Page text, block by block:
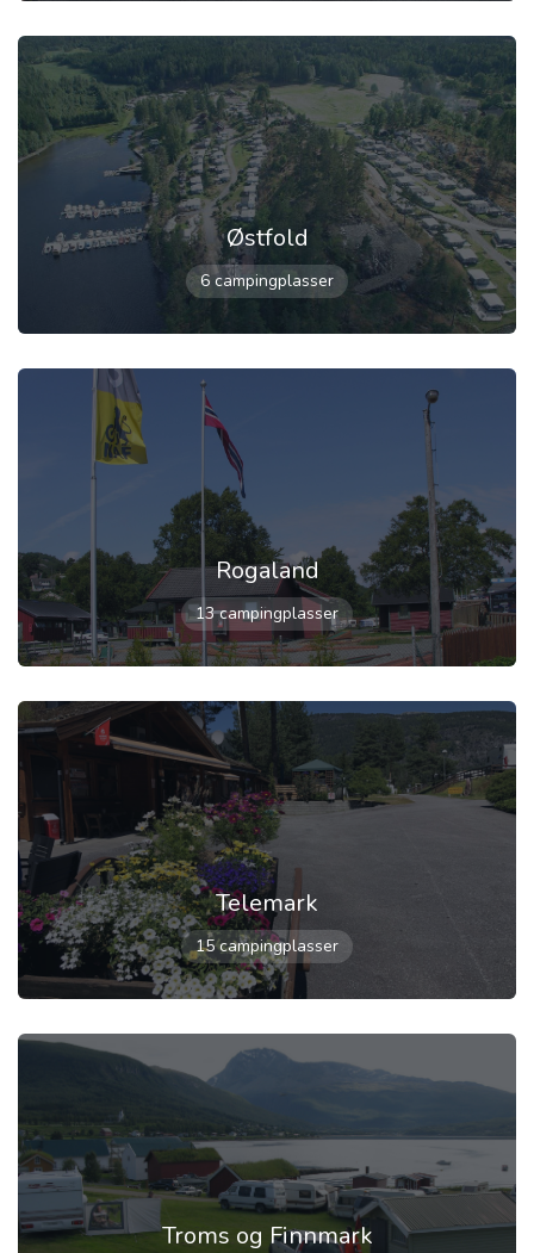
Østfold
6 campingplasser
Rogaland
13 campingplasser
Telemark
15 campingplasser
Troms og Finnmark